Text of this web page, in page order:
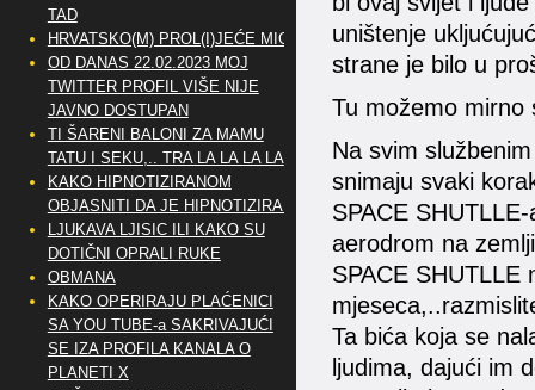
uništenje
strane je bilo u
Tu možemo mirno
Na svim
snimaju svaki
SPACE
aerodrom na
SPACE SHUTLLE
Ta bića koja se
ljudima, dajući im
TAD
HRVATSKO(M) PROL(I)JEĆE MIG
OD DANAS 22.02.2023 MOJ
TWITTER PROFIL VIŠE NIJE
JAVNO DOSTUPAN
TI ŠARENI BALONI ZA MAMU
TATU I SEKU,.. TRA LA LA LA LA
KAKO HIPNOTIZIRANOM
OBJASNITI DA JE HIPNOTIZIRAN
LJUKAVA LJISIC ILI KAKO SU
DOTIČNI OPRALI RUKE
OBMANA
KAKO OPERIRAJU PLAĆENICI
SA YOU TUBE-a SAKRIVAJUĆI
SE IZA PROFILA KANALA O
PLANETI X